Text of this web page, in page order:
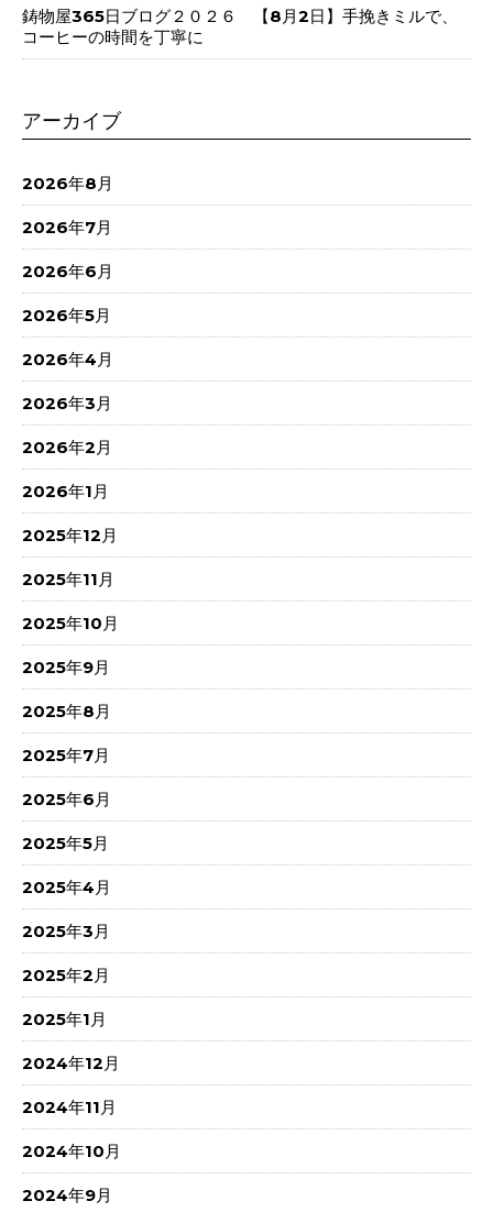
鋳物屋365日ブログ２０２６ 【8月2日】手挽きミルで、
コーヒーの時間を丁寧に
アーカイブ
2026年8月
2026年7月
2026年6月
2026年5月
2026年4月
2026年3月
2026年2月
2026年1月
2025年12月
2025年11月
2025年10月
2025年9月
2025年8月
2025年7月
2025年6月
2025年5月
2025年4月
2025年3月
2025年2月
2025年1月
2024年12月
2024年11月
2024年10月
2024年9月